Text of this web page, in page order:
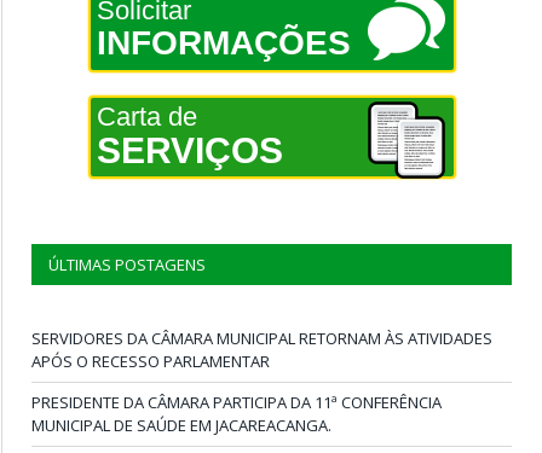
Solicitar
INFORMAÇÕES
Carta de
SERVIÇOS
ÚLTIMAS POSTAGENS
SERVIDORES DA CÂMARA MUNICIPAL RETORNAM ÀS ATIVIDADES
APÓS O RECESSO PARLAMENTAR
PRESIDENTE DA CÂMARA PARTICIPA DA 11ª CONFERÊNCIA
MUNICIPAL DE SAÚDE EM JACAREACANGA.